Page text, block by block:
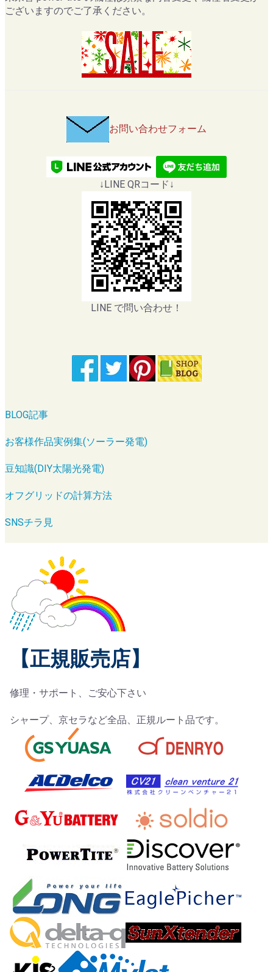
ございますのでご了承ください。
お問い合わせフォーム
↓LINE QRコード↓
LINE で問い合わせ！
BLOG記事
お客様作品実例集(ソーラー発電)
豆知識(DIY太陽光発電)
オフグリッドの計算方法
SNSチラ見
【正規販売店】
修理・サポート、ご安心下さい
シャープ、京セラなど全品、正規ルート品です。